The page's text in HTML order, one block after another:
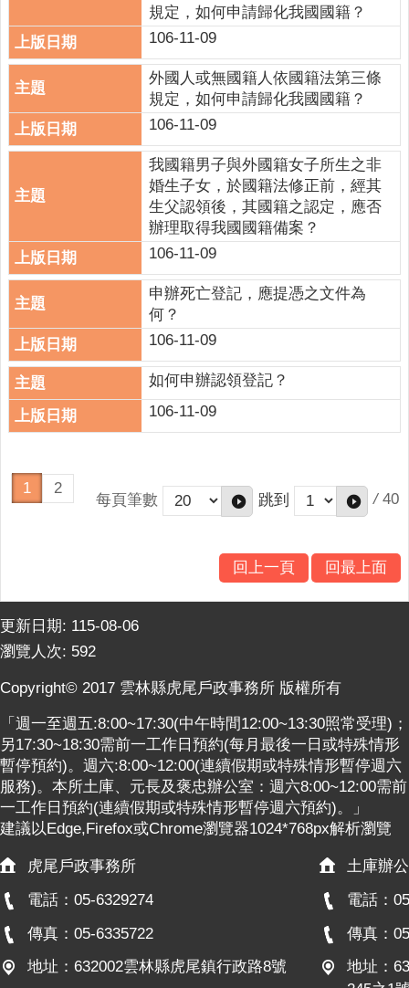
規定，如何申請歸化我國國籍？
106-11-09
外國人或無國籍人依國籍法第三條
規定，如何申請歸化我國國籍？
106-11-09
我國籍男子與外國籍女子所生之非
婚生子女，於國籍法修正前，經其
生父認領後，其國籍之認定，應否
辦理取得我國國籍備案？
106-11-09
申辦死亡登記，應提憑之文件為
何？
106-11-09
如何申辦認領登記？
106-11-09
1 2
每頁筆數 跳到 / 40
回上一頁 回最上面
更新日期: 115-08-06
瀏覽人次: 592
Copyright© 2017 雲林縣虎尾戶政事務所 版權所有
「週一至週五:8:00~17:30(中午時間12:00~13:30照常受理)；
另17:30~18:30需前一工作日預約(每月最後一日或特殊情形
暫停預約)。週六:8:00~12:00(連續假期或特殊情形暫停週六
服務)。本所土庫、元長及褒忠辦公室：週六8:00~12:00需前
一工作日預約(連續假期或特殊情形暫停週六預約)。」
建議以Edge,Firefox或Chrome瀏覽器1024*768px解析瀏覽
虎尾戶政事務所
電話：05-6329274
傳真：05-6335722
地址：632002雲林縣虎尾鎮行政路8號
土庫辦
電話：
傳真：
地址：